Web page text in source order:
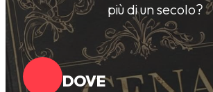
più di un secolo?
DOVE